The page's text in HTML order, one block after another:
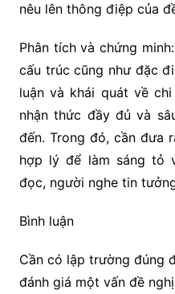
nêu lên thông điệp của
Phân tích và chứng
cấu trúc cũng như đặc
luận và khái quát về
nhận thức đầy đủ và
đến. Trong đó, cần đưa
hợp lý để làm sáng tỏ
đọc, người nghe tin
Bình luận
Cần có lập trường đúng
đánh giá một vấn đề